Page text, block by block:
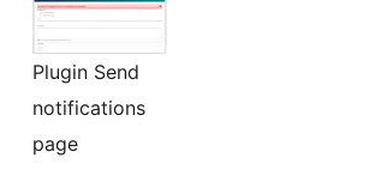
Plugin Send
notifications
page